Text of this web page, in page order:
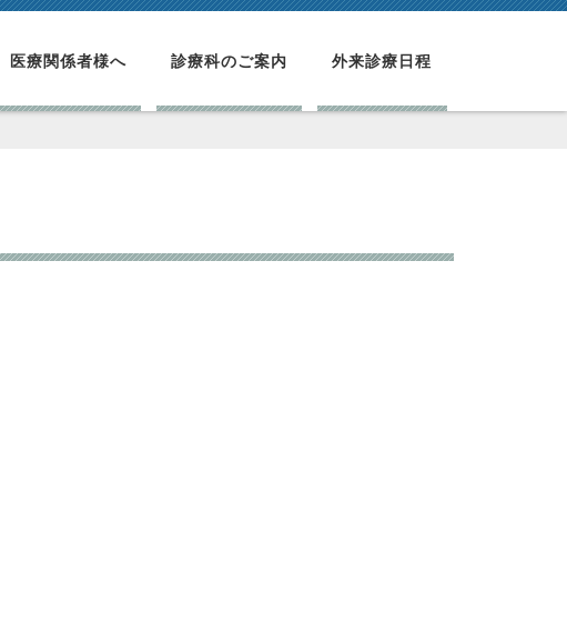
医療関係者様へ 診療科のご案内 外来診療日程